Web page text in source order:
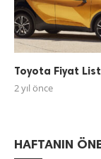
Toyota Fiyat
2 yıl önce
HAFTANIN